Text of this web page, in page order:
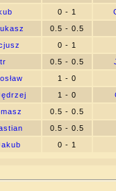
0 - 1
0.5 - 0.5
0 - 1
0.5 - 0.5
1 - 0
1 - 0
0.5 - 0.5
0.5 - 0.5
0 - 1